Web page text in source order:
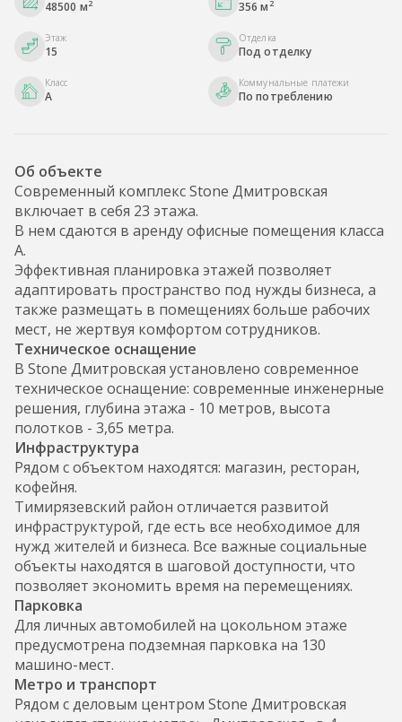
48500 м2 356 м 2
Этаж
15
Отделка
Под отделку
Класс
A
Коммунальные платежи
По потреблению
Об объекте
Современный комплекс Stone Дмитровская
включает в себя 23 этажа.
В нем сдаются в аренду офисные помещения класса
А.
Эффективная планировка этажей позволяет
адаптировать пространство под нужды бизнеса, а
также размещать в помещениях больше рабочих
мест, не жертвуя комфортом сотрудников.
Техническое оснащение
В Stone Дмитровская установлено современное
техническое оснащение: современные инженерные
решения, глубина этажа - 10 метров, высота
полотков - 3,65 метра.
Инфраструктура
Рядом с объектом находятся: магазин, ресторан,
кофейня.
Тимирязевский район отличается развитой
инфраструктурой, где есть все необходимое для
нужд жителей и бизнеса. Все важные социальные
объекты находятся в шаговой доступности, что
позволяет экономить время на перемещениях.
Парковка
Для личных автомобилей на цокольном этаже
предусмотрена подземная парковка на 130
машино-мест.
Метро и транспорт
Рядом с деловым центром Stone Дмитровская